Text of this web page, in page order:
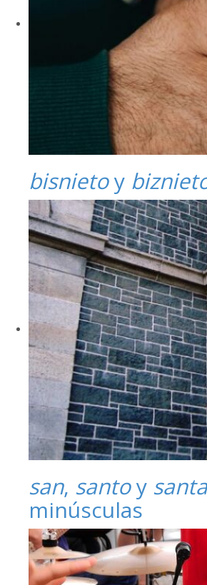
bisnietoy
san, santoy santa
minúsculas